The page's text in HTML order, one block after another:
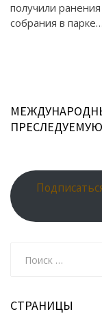
получили
собрания в парке…
СТРАНИЦЫ